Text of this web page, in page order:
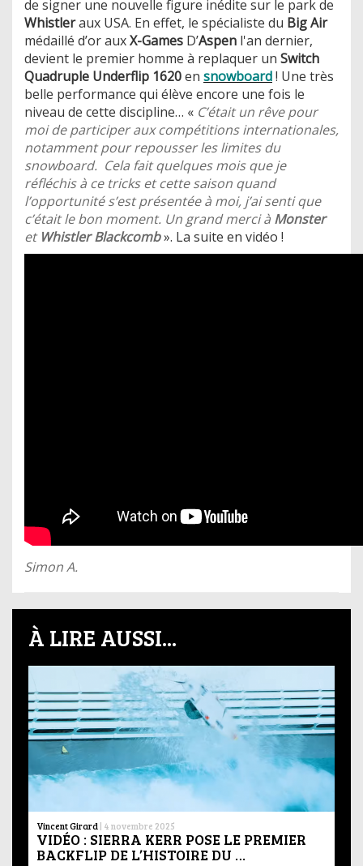
de signer une nouvelle figure inédite sur le park de
Whistleraux USA. En effet, le spécialiste du Big Air
médaillé d’or auxX-Games D’Aspen l'an dernier,
devient le premier homme à replaquer un Switch
Quadruple Underflip 1620en snowboard! Une très
belle performance qui élève encore une fois le
niveau de cette discipline… « C’était un rêve pour
moi de participer aux compétitions internationales,
notamment pour repousser les limites du
snowboard. Cela fait quelques mois que je
réfléchis à ce tricks et cette saison quand
l’opportunité s’est présentée à moi, j’ai senti que
c’était le bon moment. Un grand merci à Monster
et Whistler Blackcomb». La suite en vidéo !
Simon A.​
À LIRE AUSSI...
Vincent Girard | 4 novembre 2025
VIDÉO : SIERRA KERR POSE LE PREMIER
BACKFLIP DE L’HISTOIRE DU …